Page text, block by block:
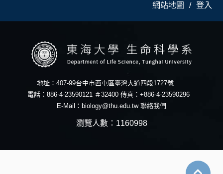
網站地圖 登入
地址：407-99台中市西屯區臺灣大道四段1727號
電話：886-4-23590121 ＃32400 傳真：+886-4-23590296
E-Mail： biology@thu.edu.tw 聯絡我們
瀏覽人數：1160998